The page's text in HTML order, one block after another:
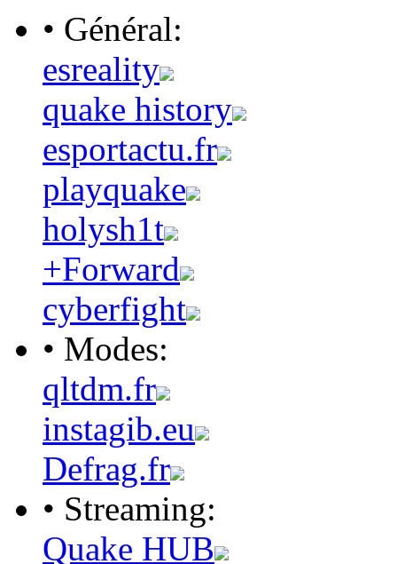
• Général:
esreality
quake history
esportactu.fr
playquake
holysh1t
+Forward
cyberfight
• Modes:
qltdm.fr
instagib.eu
Defrag.fr
• Streaming:
Quake HUB